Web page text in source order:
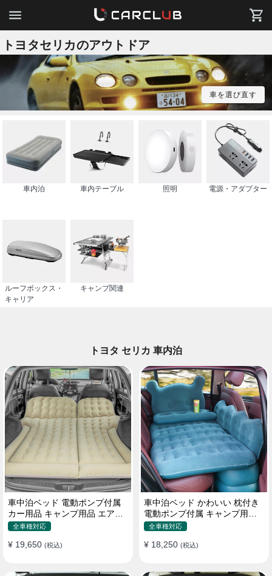
トヨタセリカのアウトドア
車を選び直す
車内泊 車内テーブル 照明 電源・アダプター
ルーフボックス・
キャリア
キャンプ関連
トヨタ セリカ 車内泊
車中泊ベッド 電動ポンプ付属
カー用品 キャンプ用品 エアー
ベッド SUV車 普通車適用
全車種対応
¥ 19,650 (税込)
車中泊ベッド かわいい 枕付き
電動ポンプ付属 キャンプ用品
全車種対応
¥ 18,250 (税込)